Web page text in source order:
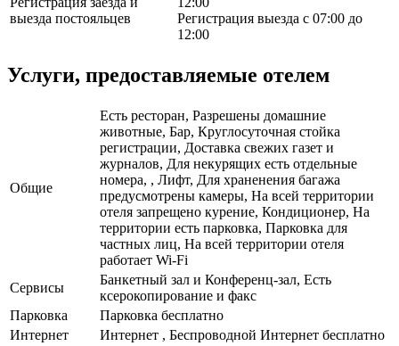
выезда постояльцев
Регистрация выезда с 07:00 до
12:00
Услуги, предоставляемые отелем
Общие
Есть ресторан, Разрешены домашние
животные, Бар, Круглосуточная стойка
регистрации, Доставка свежих газет и
журналов, Для некурящих есть отдельные
номера, , Лифт, Для храненения багажа
предусмотрены камеры, На всей территории
отеля запрещено курение, Кондиционер, На
территории есть парковка, Парковка для
частных лиц, На всей территории отеля
работает Wi-Fi
Сервисы
Банкетный зал и Конференц-зал, Есть
ксерокопирование и факс
Парковка
Парковка бесплатно
Интернет
Интернет , Беспроводной Интернет бесплатно